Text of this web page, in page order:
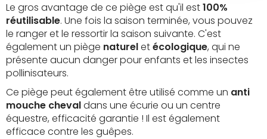
Le gros avantage de ce piège est qu'il est100%
réutilisable. Une fois la saison terminée, vous pouvez
le ranger et le ressortir la saison suivante. C'est
également un piège natureletécologique, qui ne
présente aucun danger pour enfants et les insectes
pollinisateurs.
Ce piège peut également être utilisé comme un anti
mouche chevaldans une écurie ou un centre
équestre, efficacité garantie ! Il est également
efficace contre les guêpes.